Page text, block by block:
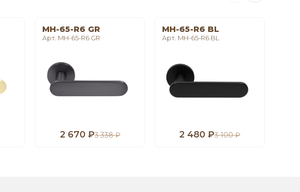
MH-65-R6 GR
Арт. MH-65-R6 GR
2 670 ₽3 338 ₽
MH-65-R6 BL
Арт. MH-65-R6 BL
2 480 ₽3 100 ₽